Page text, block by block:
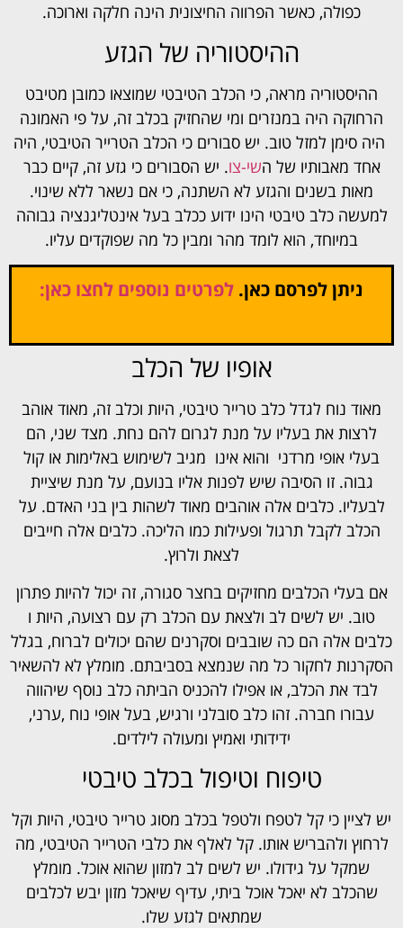
כפולה, כאשר הפרווה החיצונית הינה חלקה וארוכה.
ההיסטוריה של הגזע
ההיסטוריה מראה, כי הכלב הטיבטי שמוצאו כמובן מטיבט
הרחוקה היה במנזרים ומי שהחזיק בכלב זה, על פי האמונה
היה סימן למזל טוב. יש סבורים כי הכלב הטרייר הטיבטי, היה
אחד מאבותיו של השי-צו. יש הסבורים כי גזע זה, קיים כבר
מאות בשנים והגזע לא השתנה, כי אם נשאר ללא שינוי.
למעשה כלב טיבטי הינו ידוע ככלב בעל אינטליגנציה גבוהה
במיוחד, הוא לומד מהר ומבין כל מה שפוקדים עליו.
ניתן לפרסם כאן. לפרטים נוספים לחצו כאן:
אופיו של הכלב
מאוד נוח לגדל כלב טרייר טיבטי, היות וכלב זה, מאוד אוהב
לרצות את בעליו על מנת לגרום להם נחת. מצד שני, הם
בעלי אופי מרדני והוא אינו מגיב לשימוש באלימות או קול
גבוה. זו הסיבה שיש לפנות אליו בנועם, על מנת שיציית
לבעליו. כלבים אלה אוהבים מאוד לשהות בין בני האדם. על
הכלב לקבל תרגול ופעילות כמו הליכה. כלבים אלה חייבים
לצאת ולרוץ.
אם בעלי הכלבים מחזיקים בחצר סגורה, זה יכול להיות פתרון
טוב. יש לשים לב ולצאת עם הכלב רק עם רצועה, היות ו
כלבים אלה הם כה שובבים וסקרנים שהם יכולים לברוח, בגלל
הסקרנות לחקור כל מה שנמצא בסביבתם. מומלץ לא להשאיר
לבד את הכלב, או אפילו להכניס הביתה כלב נוסף שיהווה
עבורו חברה. זהו כלב סובלני ורגיש, בעל אופי נוח ,ערני,
ידידותי ואמיץ ומעולה לילדים.
טיפוח וטיפול בכלב טיבטי
יש לציין כי קל לטפח ולטפל בכלב מסוג טרייר טיבטי, היות וקל
לרחוץ ולהבריש אותו. קל לאלף את כלבי הטרייר הטיבטי, מה
שמקל על גידולו. יש לשים לב למזון שהוא אוכל. מומלץ
שהכלב לא יאכל אוכל ביתי, עדיף שיאכל מזון יבש לכלבים
שמתאים לגזע שלו.